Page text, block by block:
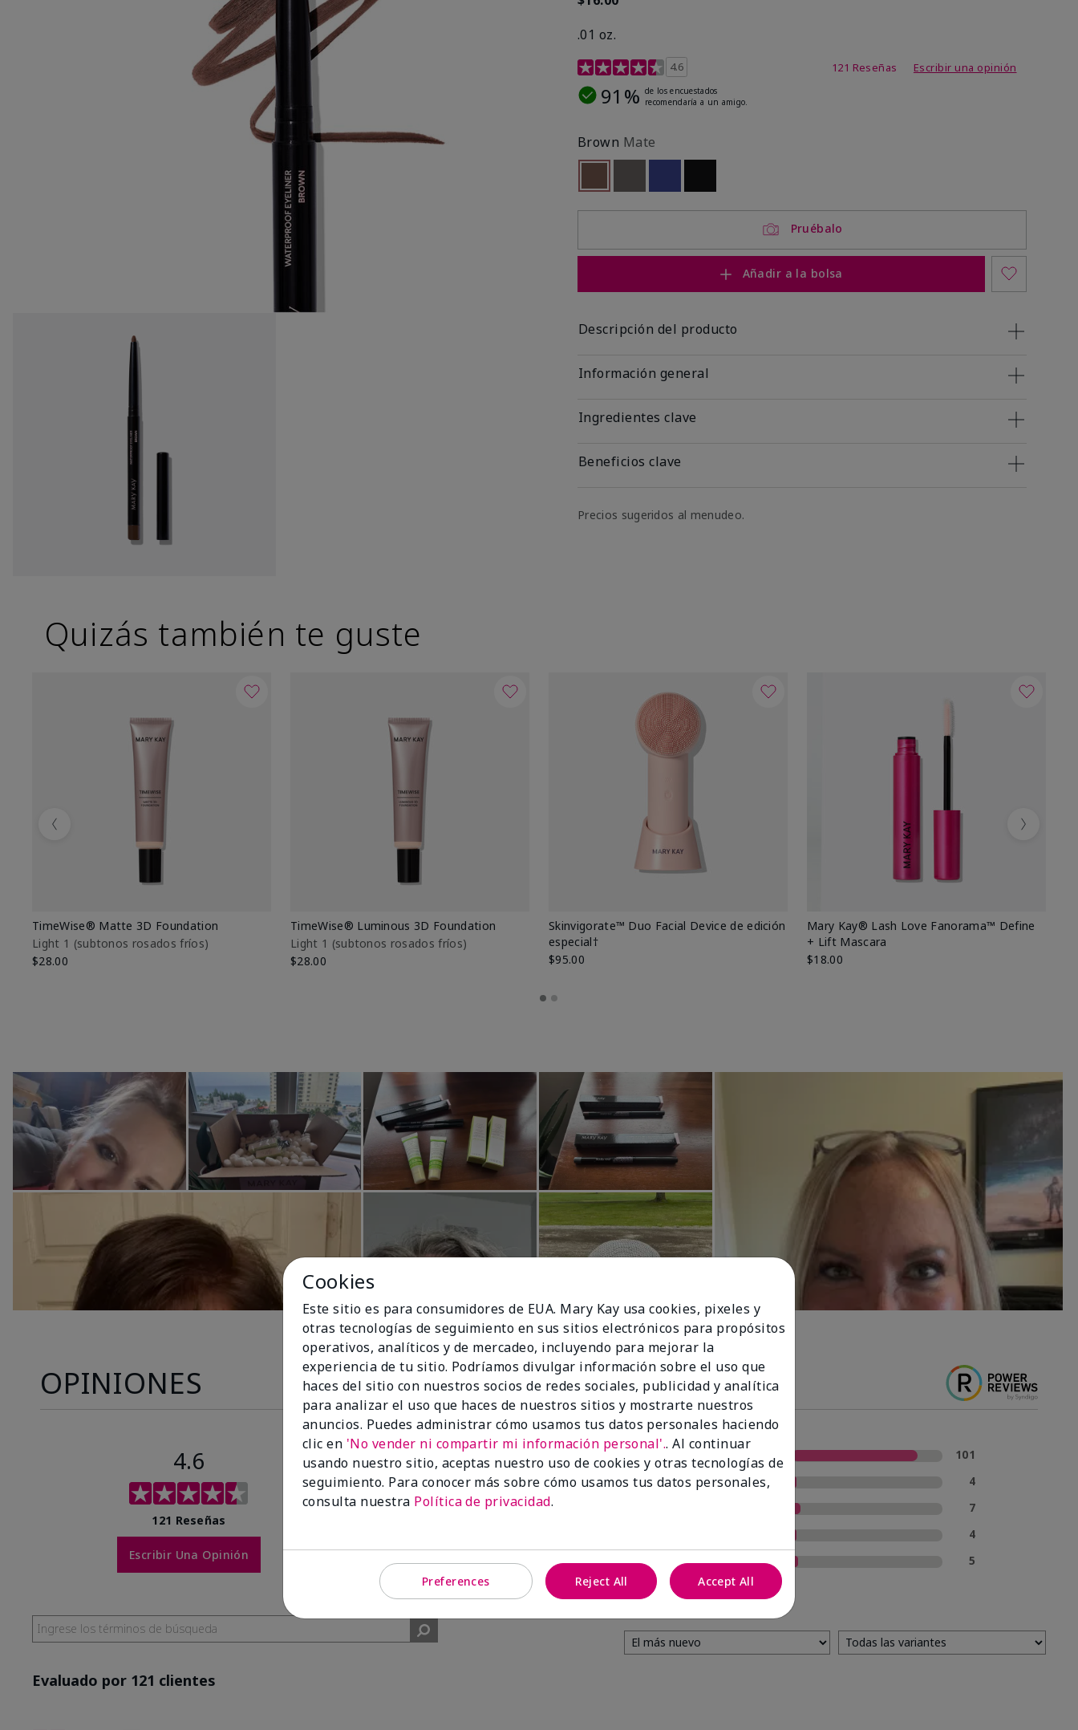
.01 oz.
Calificación de clientes de 4,1 de 5
4.6 121 Reseñas Escribir una opinión
91% de los encuestados
recomendaría a un amigo.
Brown Mate
Pruébalo
Añadir a la bolsa
Descripción del producto
Información general
Ingredientes clave
Beneficios clave
Precios sugeridos al menudeo.
Quizás también te guste
TimeWise® Matte 3D Foundation
Light 1​ (subtonos rosados fríos)
$28.00
TimeWise® Luminous 3D Foundation
Light 1​ (subtonos rosados fríos)
$28.00
Skinvigorate™ Duo Facial Device de edición
especial†
$95.00
Mary Kay® Lash Love Fanorama™ Define
+ Lift Mascara
$18.00
Previous Next
OPINIONES
4.6
121 Reseñas
Escribir Una Opinión
91%
amigo.
101
4 estrellas
4
7
4
1 estrella
5
Evaluado por 121 clientes
Cookies
Este sitio es para consumidores de EUA. Mary Kay usa cookies, pixeles y
otras tecnologías de seguimiento en sus sitios electrónicos para propósitos
operativos, analíticos y de mercadeo, incluyendo para mejorar la
experiencia de tu sitio. Podríamos divulgar información sobre el uso que
haces del sitio con nuestros socios de redes sociales, publicidad y analítica
para analizar el uso que haces de nuestros sitios y mostrarte nuestros
anuncios. Puedes administrar cómo usamos tus datos personales haciendo
clic en 'No vender ni compartir mi información personal'.. Al continuar
usando nuestro sitio, aceptas nuestro uso de cookies y otras tecnologías de
seguimiento. Para conocer más sobre cómo usamos tus datos personales,
consulta nuestra Política de privacidad.
Preferences Reject All Accept All